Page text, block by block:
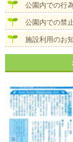
公園内での行
公園内での禁
施設利用のお